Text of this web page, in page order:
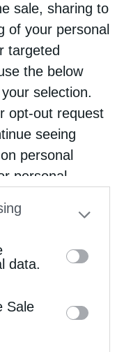
sale, sharing to
of your personal
targeted
the below
selection.
opt-out request
seeing
personal
personal
opt-out
the IAB’s list
This
by us to
of
data.
Sale
στο...
του